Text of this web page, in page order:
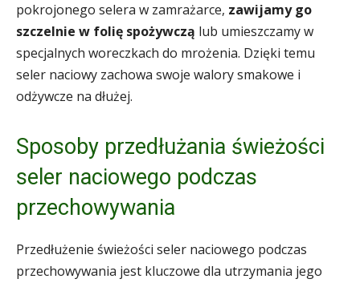
pokrojonego selera w zamrażarce, zawijamy go
szczelnie w folię spożywczą lub umieszczamy w
specjalnych woreczkach do mrożenia. Dzięki temu
seler naciowy zachowa swoje walory smakowe i
odżywcze na dłużej.
Sposoby przedłużania świeżości
seler naciowego podczas
przechowywania
Przedłużenie świeżości seler naciowego podczas
przechowywania jest kluczowe dla utrzymania jego